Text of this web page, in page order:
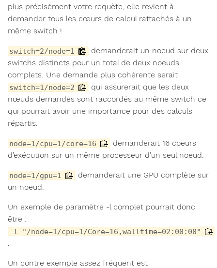
plus précisément votre requète, elle revient à
demander tous les cœurs de calcul rattachés à un
même switch !
switch=2/node=1
demanderait un noeud sur deux
switchs distincts pour un total de deux noeuds
complets. Une demande plus cohérente serait
switch=1/node=2
qui assurerait que les deux
nœuds demandés sont raccordés au même switch ce
qui pourrait avoir une importance pour des calculs
répartis.
node=1/cpu=1/core=16
demanderait 16 coeurs
d’exécution sur un même processeur d’un seul noeud.
node=1/gpu=1
demanderait une GPU complète sur
un noeud.
Un exemple de paramètre -l complet pourrait donc
être :
-l "/node=1/cpu=1/Core=16,walltime=02:00:00"
.
Un contre exemple assez fréquent est